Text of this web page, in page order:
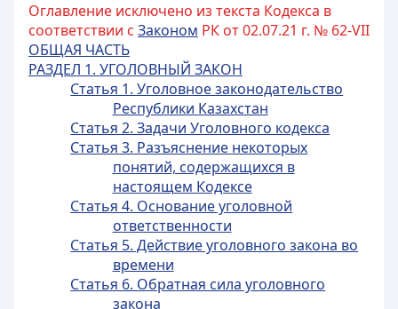
Оглавление исключено из текста Кодекса в
соответствии с Законом РК от 02.07.21 г. № 62-VII
ОБЩАЯ ЧАСТЬ
РАЗДЕЛ 1. УГОЛОВНЫЙ ЗАКОН
Статья 1. Уголовное законодательство
Республики Казахстан
Статья 2. Задачи Уголовного кодекса
Статья 3. Разъяснение некоторых
понятий, содержащихся в
настоящем Кодексе
Статья 4. Основание уголовной
ответственности
Статья 5. Действие уголовного закона во
времени
Статья 6. Обратная сила уголовного
закона